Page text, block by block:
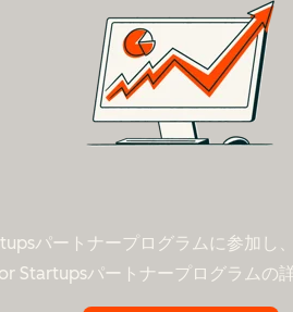
パートナープログラムに参加し
Startupsパートナープログラムの